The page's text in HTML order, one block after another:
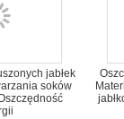
jabłek
soków